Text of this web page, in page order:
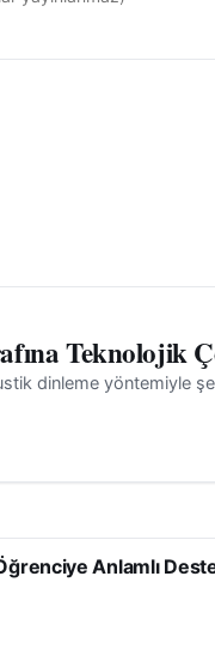
Teknolojik
dinleme yöntemiyle
Anlamlı